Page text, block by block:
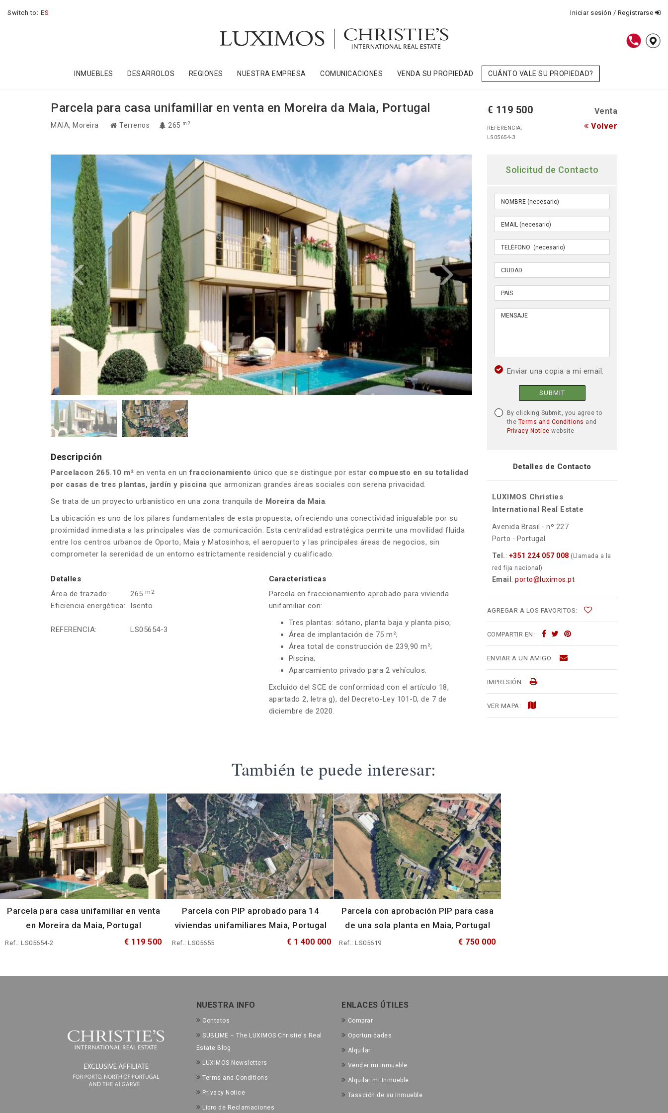
Switch to: ES Iniciar sesión / Registrarse
INMUEBLES DESARROLOS REGIONES NUESTRA EMPRESA COMUNICACIONES VENDA SU PROPIEDAD CUÁNTO VALE SU PROPIEDAD?
Parcela para casa unifamiliar en venta en Moreira da Maia, Portugal
MAIA, Moreira Terrenos 265 m2
€ 119 500 Venta
REFERENCIA:
LS05654-3
Volver
Descripción
Parcelacon 265.10 m² en venta en unfraccionamiento único que se distingue por estar compuesto en su totalidad
por casas de tres plantas, jardín y piscina que armonizan grandes áreas sociales con serena privacidad.
Se trata de un proyecto urbanístico en una zona tranquila de Moreira da Maia.
La ubicación es uno de los pilares fundamentales de esta propuesta, ofreciendo una conectividad inigualable por su
proximidad inmediata a las principales vías de comunicación. Esta centralidad estratégica permite una movilidad fluida
entre los centros urbanos de Oporto, Maia y Matosinhos, el aeropuerto y las principales áreas de negocios, sin
comprometer la serenidad de un entorno estrictamente residencial y cualificado.
Detalles
Área de trazado:
265 m2
Eficiencia energética: Isento
REFERENCIA: LS05654-3
Caracteristicas
Parcela en fraccionamiento aprobado para vivienda
unifamiliar con:
Tres plantas: sótano, planta baja y planta piso;
Área de implantación de 75 m²;
Área total de construcción de 239,90 m²;
Piscina;
Aparcamiento privado para 2 vehículos.
Excluido del SCE de conformidad con el artículo 18,
apartado 2, letra g), del Decreto-Ley 101-D, de 7 de
diciembre de 2020.
Solicitud de Contacto
Enviar una copia a mi email.
SUBMIT
By clicking Submit, you agree to
the Terms and Conditions and
Privacy Notice website
Detalles de Contacto
LUXIMOS Christies
International Real Estate
Avenida Brasil - nº 227
Porto - Portugal
Tel.: +351 224 057 008 (Llamada a la
red fija nacional)
Email : porto@luximos.pt
AGREGAR A LOS FAVORITOS:
COMPARTIR EN:
ENVIAR A UN AMIGO:
IMPRESIÓN:
VER MAPA:
También te puede interesar:
Parcela para casa unifamiliar en venta
en Moreira da Maia, Portugal
Ref.: LS05654-2 € 119 500
Parcela con PIP aprobado para 14
viviendas unifamiliares Maia, Portugal
Ref.: LS05655 € 1 400 000
Parcela con aprobación PIP para casa
de una sola planta en Maia, Portugal
Ref.: LS05619 € 750 000
NUESTRA INFO
Contatos
SUBLIME – The LUXIMOS Christie's Real
Estate Blog
LUXIMOS Newsletters
Terms and Conditions
Privacy Notice
Libro de Reclamaciones
ENLACES ÚTILES
Comprar
Oportunidades
Alquilar
Vender mi Inmueble
Alquilar mi Inmueble
Tasación de su Inmueble